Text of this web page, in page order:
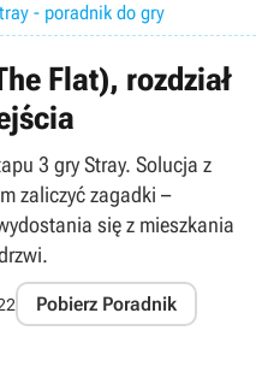
- poradnik do gry
Flat), rozdział
3 gry Stray. Solucja z
zaliczyć zagadki –
się z mieszkania
Pobierz Poradnik